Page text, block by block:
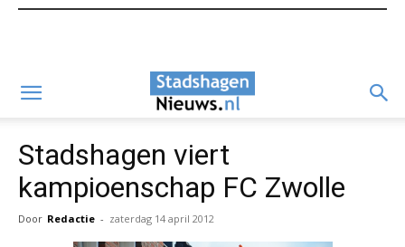
Stadshagen viert
kampioenschap FC Zwolle
Door Redactie - zaterdag 14 april 2012